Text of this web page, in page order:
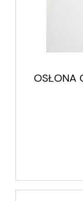
OSŁONA